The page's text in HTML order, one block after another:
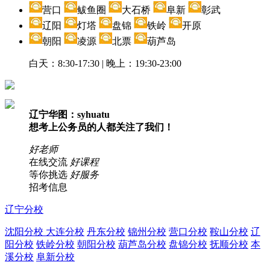
营口
鲅鱼圈 大石桥 阜新
彰武
辽阳
灯塔 盘锦 铁岭
开原
朝阳
凌源 北票 葫芦岛
白天：8:30-17:30 | 晚上：19:30-23:00
辽宁华图：syhuatu
想考上公务员的人都关注了我们！
好老师
在线交流 好课程
等你挑选 好服务
招考信息
辽宁分校
沈阳分校 大连分校 丹东分校 锦州分校 营口分校 鞍山分校 辽
阳分校 铁岭分校 朝阳分校 葫芦岛分校 盘锦分校 抚顺分校 本
溪分校 阜新分校